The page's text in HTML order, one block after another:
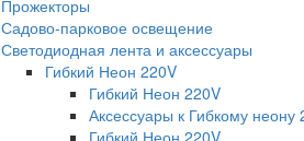
Прожекторы
Садово-парковое освещение
Светодиодная лента и аксессуары
Гибкий Неон 220V
Гибкий Неон 220V
Аксессуары к Гибкому неону
Гибкий Неон 220V